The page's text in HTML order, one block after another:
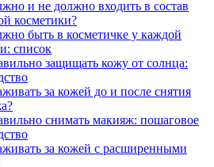
и не должно входить в состав
косметики?
быть в косметичке у каждой
список
защищать кожу от солнца:
за кожей до и после снятия
снимать макияж: пошаговое
за кожей с расширенными